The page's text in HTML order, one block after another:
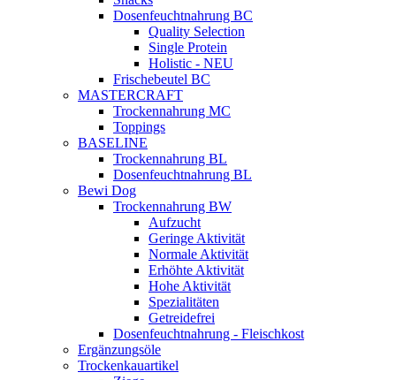
Dosenfeuchtnahrung BC
Quality Selection
Single Protein
Holistic - NEU
Frischebeutel BC
MASTERCRAFT
Trockennahrung MC
Toppings
BASELINE
Trockennahrung BL
Dosenfeuchtnahrung BL
Bewi Dog
Trockennahrung BW
Aufzucht
Geringe Aktivität
Normale Aktivität
Erhöhte Aktivität
Hohe Aktivität
Spezialitäten
Getreidefrei
Dosenfeuchtnahrung - Fleischkost
Ergänzungsöle
Trockenkauartikel